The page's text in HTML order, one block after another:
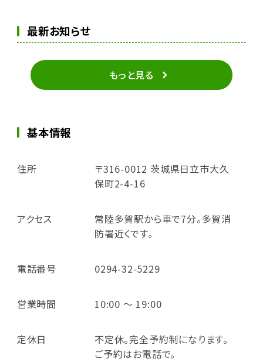
最新お知らせ
もっと見る
基本情報
住所
〒316-0012 茨城県日立市大久
保町2-4-16
アクセス
常陸多賀駅から車で7分。多賀消
防署近くです。
電話番号 0294-32-5229
営業時間 10:00 ～ 19:00
定休日
不定休。完全予約制になります。
ご予約はお電話で。